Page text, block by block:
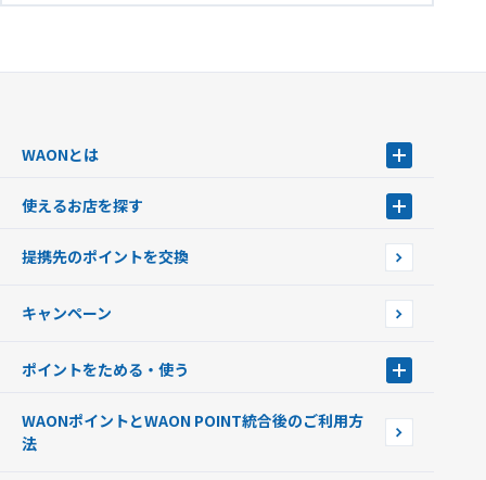
WAONとは
WAONを申込む
インターネット上でのお買い物について（ネット決済）
使えるお店を探す
店舗検索
イオン銀行ATM設置場所
提携先のポイントを交換
キャンペーン
ポイントをためる・使う
ポイントの有効期限について
WAONポイントとWAON POINT統合後のご利用方
法